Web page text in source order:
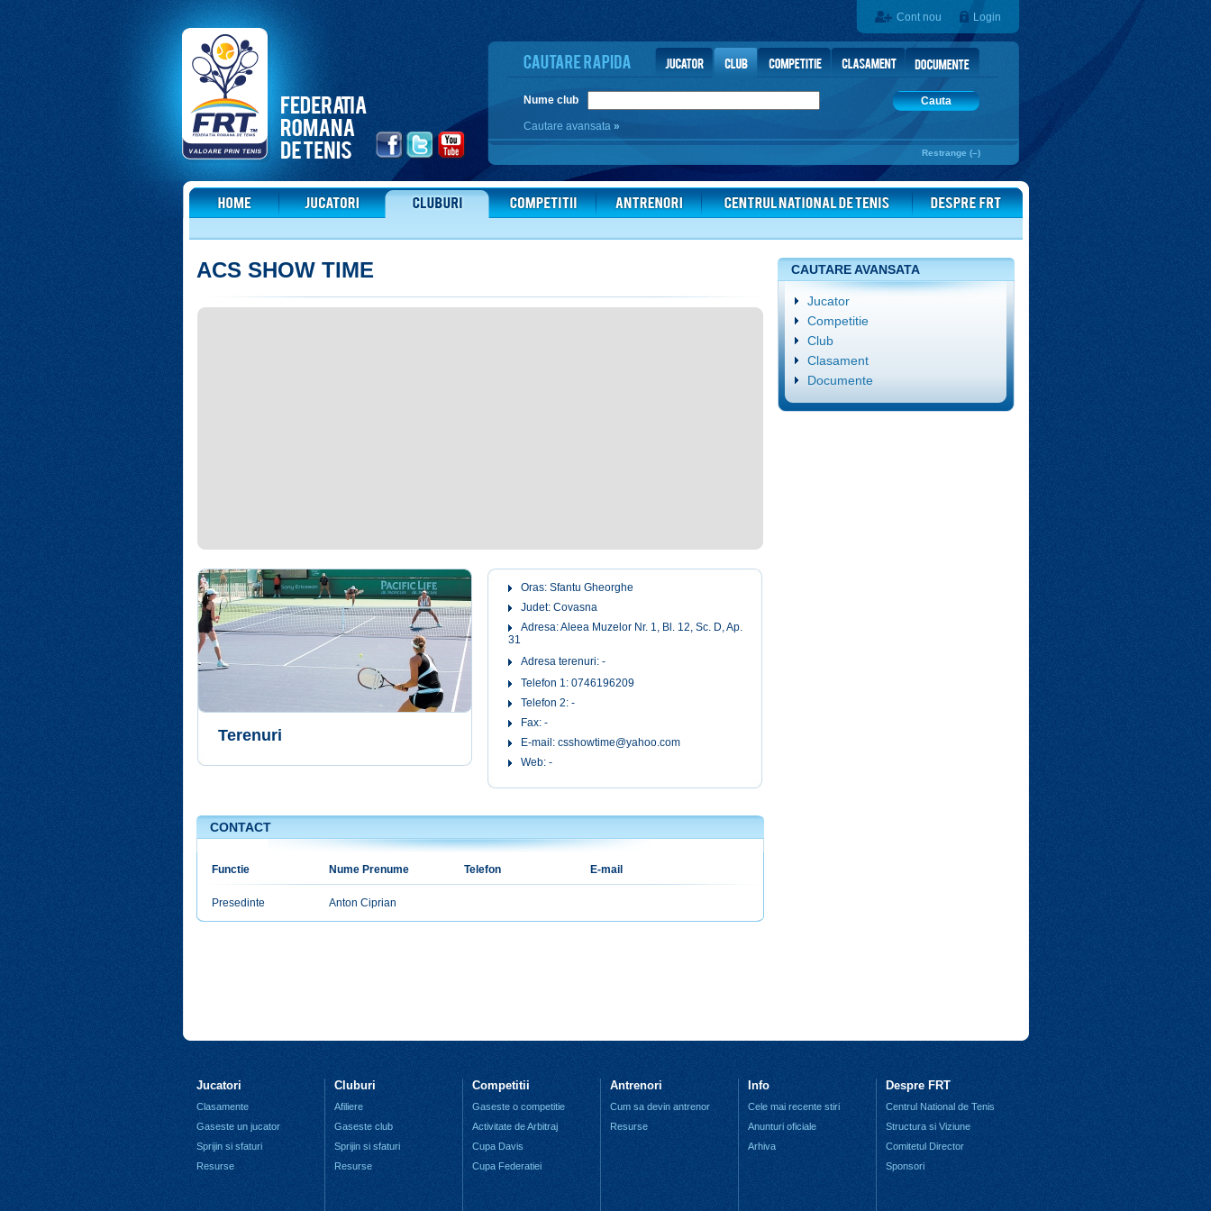
Cont nou Login
Nume club
Cauta
Cautare avansata »
Restrange (–)
ACS SHOW TIME
Terenuri
Oras: Sfantu Gheorghe
Judet: Covasna
Adresa: Aleea Muzelor Nr. 1, Bl. 12, Sc. D, Ap.
31
Adresa terenuri: -
Telefon 1: 0746196209
Telefon 2: -
Fax: -
E-mail: csshowtime@yahoo.com
Web: -
CONTACT
DIRECT
Functie Nume Prenume Telefon E-mail
Presedinte Anton Ciprian
CAUTARE AVANSATA
Jucator
Competitie
Club
Clasament
Documente
Jucatori
Clasamente
Gaseste un jucator
Sprijin si sfaturi
Resurse
Cluburi
Afiliere
Gaseste club
Sprijin si sfaturi
Resurse
Competitii
Gaseste o competitie
Activitate de Arbitraj
Cupa Davis
Cupa Federatiei
Antrenori
Cum sa devin antrenor
Resurse
Info
Cele mai recente stiri
Anunturi oficiale
Arhiva
Despre FRT
Centrul National de Tenis
Structura si Viziune
Comitetul Director
Sponsori